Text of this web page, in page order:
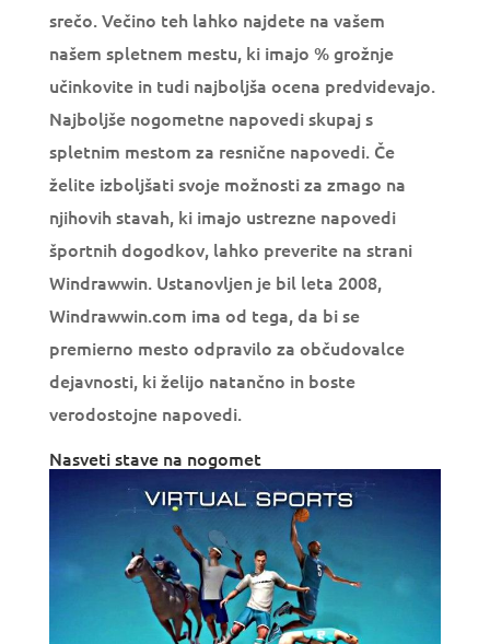
srečo. Večino teh lahko najdete na vašem
našem spletnem mestu, ki imajo % grožnje
učinkovite in tudi najboljša ocena predvidevajo.
Najboljše nogometne napovedi skupaj s
spletnim mestom za resnične napovedi. Če
želite izboljšati svoje možnosti za zmago na
njihovih stavah, ki imajo ustrezne napovedi
športnih dogodkov, lahko preverite na strani
Windrawwin. Ustanovljen je bil leta 2008,
Windrawwin.com ima od tega, da bi se
premierno mesto odpravilo za občudovalce
dejavnosti, ki želijo natančno in boste
verodostojne napovedi.
Nasveti stave na nogomet